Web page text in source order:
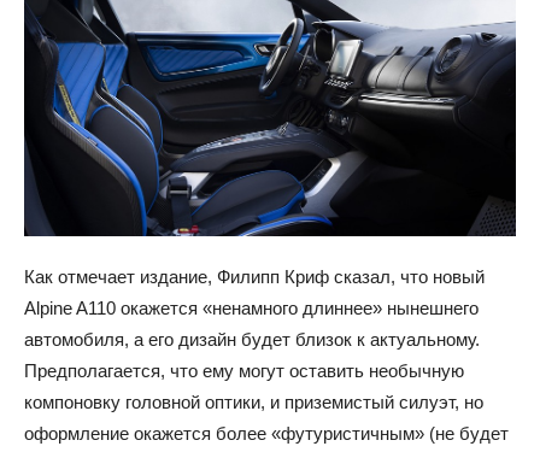
Как отмечает издание, Филипп Криф сказал, что новый
Alpine A110 окажется «ненамного длиннее» нынешнего
автомобиля, а его дизайн будет близок к актуальному.
Предполагается, что ему могут оставить необычную
компоновку головной оптики, и приземистый силуэт, но
оформление окажется более «футуристичным» (не будет